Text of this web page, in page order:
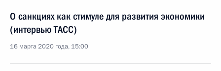
О санкциях как стимуле для развития экономики
(интервью ТАСС)
16 марта 2020 года, 15:00